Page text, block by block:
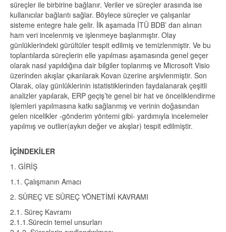
süreçler ile birbirine bağlanır. Veriler ve süreçler arasında ise
kullanıcılar bağlantı sağlar. Böylece süreçler ve çalışanlar
sisteme entegre hale gelir. İlk aşamada İTÜ BDB’ dan alınan
ham veri incelenmiş ve işlenmeye başlanmıştır. Olay
günlüklerindeki gürültüler tespit edilmiş ve temizlenmiştir. Ve bu
toplantılarda süreçlerin elle yapılması aşamasında genel geçer
olarak nasıl yapıldığına dair bilgiler toplanmış ve Microsoft Visio
üzerinden akışlar çıkarılarak Kovan üzerine arşivlenmiştir. Son
Olarak, olay günlüklerinin istatistiklerinden faydalanarak çeşitli
analizler yapılarak, ERP geçiş’te genel bir hat ve önceliklendirme
işlemleri yapılmasına katkı sağlanmış ve verinin doğasından
gelen nicelikler -gönderim yöntemi gibi- yardımıyla incelemeler
yapılmış ve outlier(aykırı değer ve akışlar) tespit edilmiştir.
İÇİNDEKİLER
1. GİRİŞ
1.1. Çalışmanın Amacı
2. SÜREÇ VE SÜREÇ YÖNETİMİ KAVRAMI
2.1. Süreç Kavramı
2.1.1.Sürecin temel unsurları